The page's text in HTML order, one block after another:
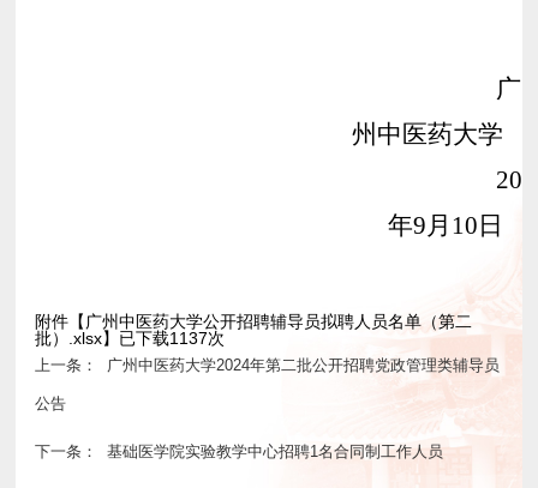
广
州中医药大学
202
年9 月 10 日
附件【 广州中医药大学公开招聘辅导员拟聘人员名单（第二
批）.xlsx】已下载1137次
上一条： 广州中医药大学2024年第二批公开招聘党政管理类辅导员
公告
下一条： 基础医学院实验教学中心招聘1名合同制工作人员